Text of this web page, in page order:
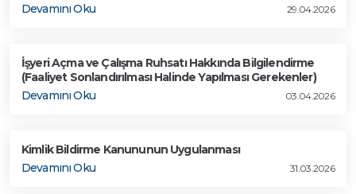
Devamını Oku
29.04.2026
İşyeri Açma ve Çalışma Ruhsatı Hakkında Bilgilendirme
(Faaliyet Sonlandırılması Halinde Yapılması Gerekenler)
Devamını Oku
03.04.2026
Kimlik Bildirme Kanununun Uygulanması
Devamını Oku
31.03.2026